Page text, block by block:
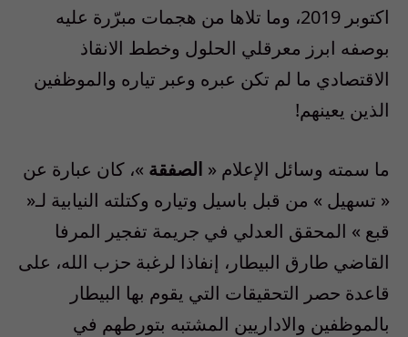
اكتوبر
، وما تلاها من هجمات مبرّرة عليه
بوصفه ابرز معرقلي الحلول وخطط الانقاذ
الاقتصادي ما لم تكن عبره وعبر تياره والموظفين
الذين يعينهم!
ما سمته وسائل الإعلام « الصفقة »، كان عبارة عن
« تسهيل » من قبل باسيل وتياره وكتلته النيابية لـ«
قبع » المحقق العدلي في جريمة تفجير المرفا
القاضي طارق البيطار، إنفاذا لرغبة حزب الله، على
قاعدة حصر التحقيقات التي يقوم بها البيطار
بالموظفين والاداريين المشتبه بتورطهم في